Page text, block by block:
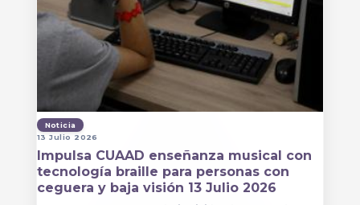
Noticia
13 Julio 2026
Impulsa CUAAD enseñanza musical con
tecnología braille para personas con
ceguera y baja visión 13 Julio 2026